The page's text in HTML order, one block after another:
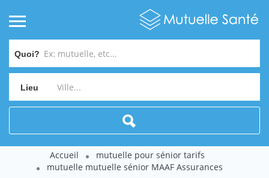
Quoi?
Lieu
Accueil
mutuelle pour sénior tarifs
mutuelle mutuelle sénior MAAF Assurances